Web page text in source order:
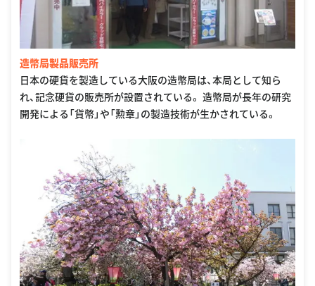
造幣局製品販売所
日本の硬貨を製造している大阪の造幣局は、本局として知ら
れ、記念硬貨の販売所が設置されている。 造幣局が長年の研究
開発による「貨幣」や「勲章」の製造技術が生かされている。